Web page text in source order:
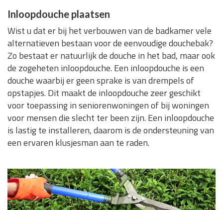
Inloopdouche plaatsen
Wist u dat er bij het verbouwen van de badkamer vele
alternatieven bestaan voor de eenvoudige douchebak?
Zo bestaat er natuurlijk de douche in het bad, maar ook
de zogeheten inloopdouche. Een inloopdouche is een
douche waarbij er geen sprake is van drempels of
opstapjes. Dit maakt de inloopdouche zeer geschikt
voor toepassing in seniorenwoningen of bij woningen
voor mensen die slecht ter been zijn. Een inloopdouche
is lastig te installeren, daarom is de ondersteuning van
een ervaren klusjesman aan te raden.